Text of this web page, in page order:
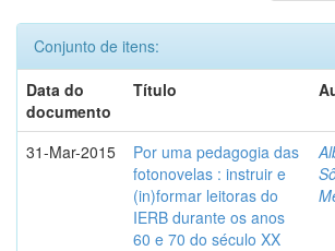
Conjunto de itens:
Data do
documento
Título
31-Mar-2015
Por uma pedagogia das
fotonovelas : instruir e
(in)formar leitoras do
IERB durante os anos
60 e 70 do século XX